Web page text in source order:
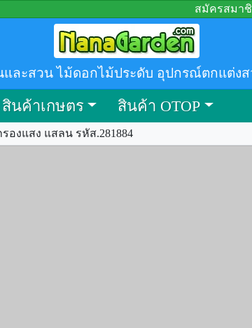
สมัครสมา
ละสวน ไม้ดอกไม้ประดับ อุปกรณ์ตกแต่ง
สินค้าเกษตร สินค้า OTOP
รองแสง แสลน รหัส.281884